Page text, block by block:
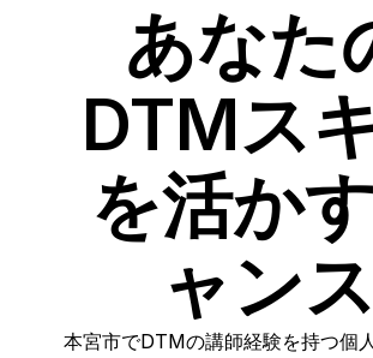
あなた
DTMス
を活か
ャンス
本宮市でDTMの講師経験を持つ個